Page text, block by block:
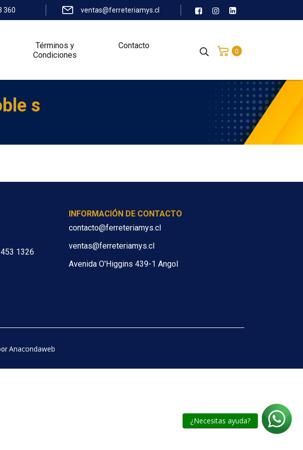
¿Necesitas ayuda?
360 ventas@ferreteriamys.cl
Términos y
Condiciones
Contacto
0
s
1326
INFORMACIÓN DE CONTACTO
contacto@ferreteriamys.cl
ventas@ferreteriamys.cl
Avenida O'Higgins 439-1 Angol
Anacondaweb